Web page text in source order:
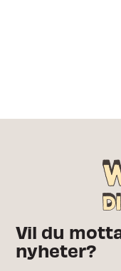
Vil du
nyheter?